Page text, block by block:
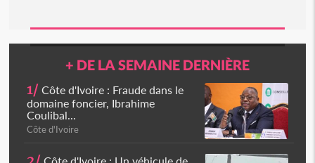
+ DE LA SEMAINE DERNIÈRE
1/ Côte d'Ivoire : Fraude dans le
domaine foncier, Ibrahime
Coulibal...
Côte d'Ivoire